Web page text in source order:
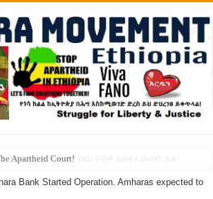
ነጋ ኢትዮጵያ ውስጥ የዘር ፍጅት አልተፈፀመም አሉ!
Apartheid Court!
Bank Started Operation. Amharas expected to